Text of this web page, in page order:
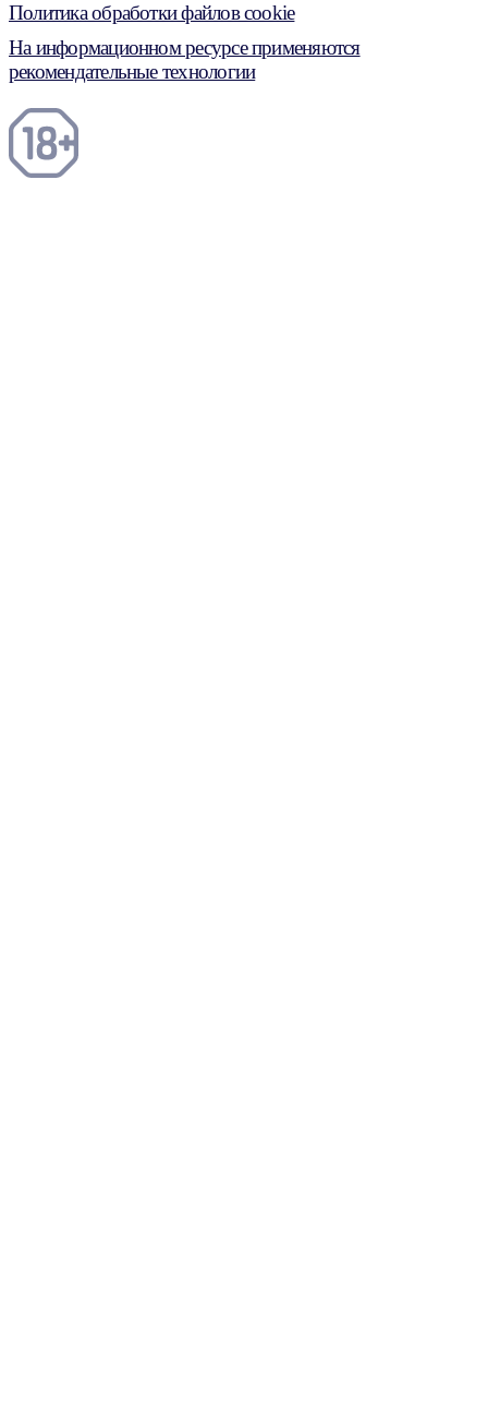
Политика обработки файлов cookie
На информационном ресурсе применяются
рекомендательные технологии